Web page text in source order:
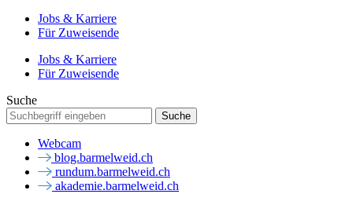
Jobs & Karriere
Für Zuweisende
Jobs & Karriere
Für Zuweisende
Suche
Webcam
blog.barmelweid.ch
rundum.barmelweid.ch
akademie.barmelweid.ch